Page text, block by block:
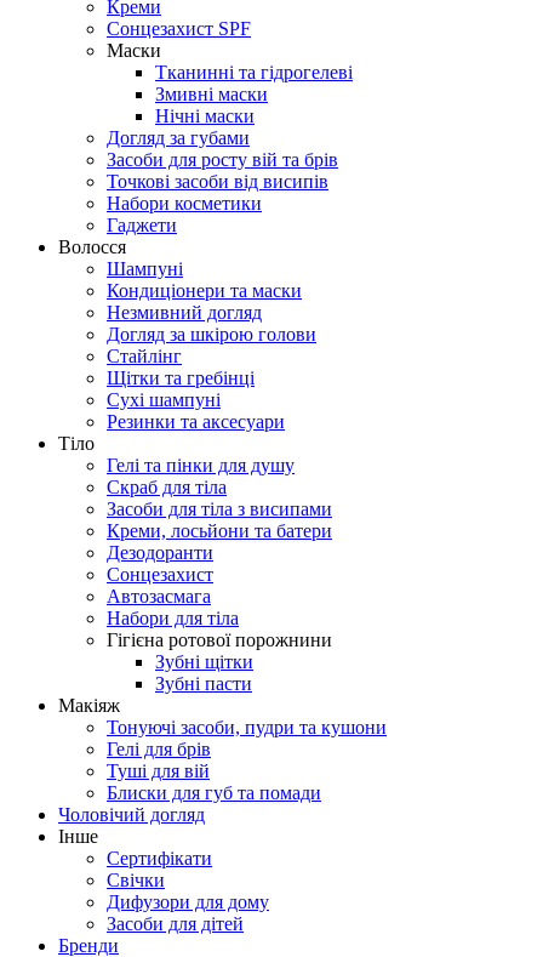
Креми
Сонцезахист SPF
Маски
Тканинні та гідрогелеві
Змивні маски
Нічні маски
Догляд за губами
Засоби для росту вій та брів
Точкові засоби від висипів
Набори косметики
Гаджети
Волосся
Шампуні
Кондиціонери та маски
Незмивний догляд
Догляд за шкірою голови
Стайлінг
Щітки та гребінці
Сухі шампуні
Резинки та аксесуари
Тіло
Гелі та пінки для душу
Скраб для тіла
Засоби для тіла з висипами
Креми, лосьйони та батери
Дезодоранти
Сонцезахист
Автозасмага
Набори для тіла
Гігієна ротової порожнини
Зубні щітки
Зубні пасти
Макіяж
Тонуючі засоби, пудри та кушони
Гелі для брів
Туші для вій
Блиски для губ та помади
Чоловічий догляд
Інше
Сертифікати
Свічки
Дифузори для дому
Засоби для дітей
Бренди